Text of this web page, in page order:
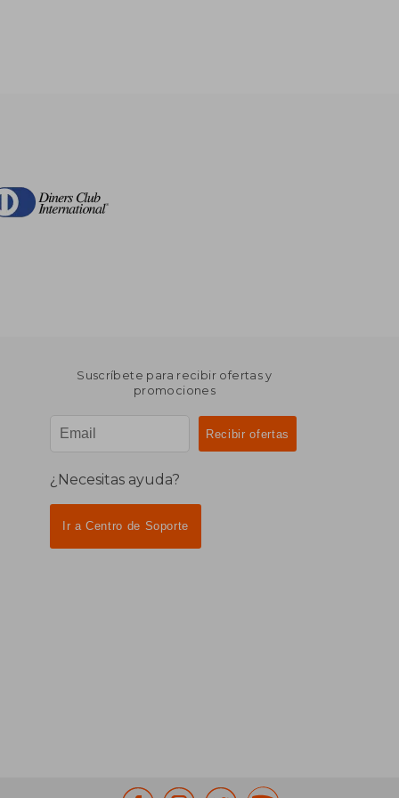
Suscríbete para recibir ofertas y
promociones
¿Necesitas ayuda?
Ir a Centro de Soporte